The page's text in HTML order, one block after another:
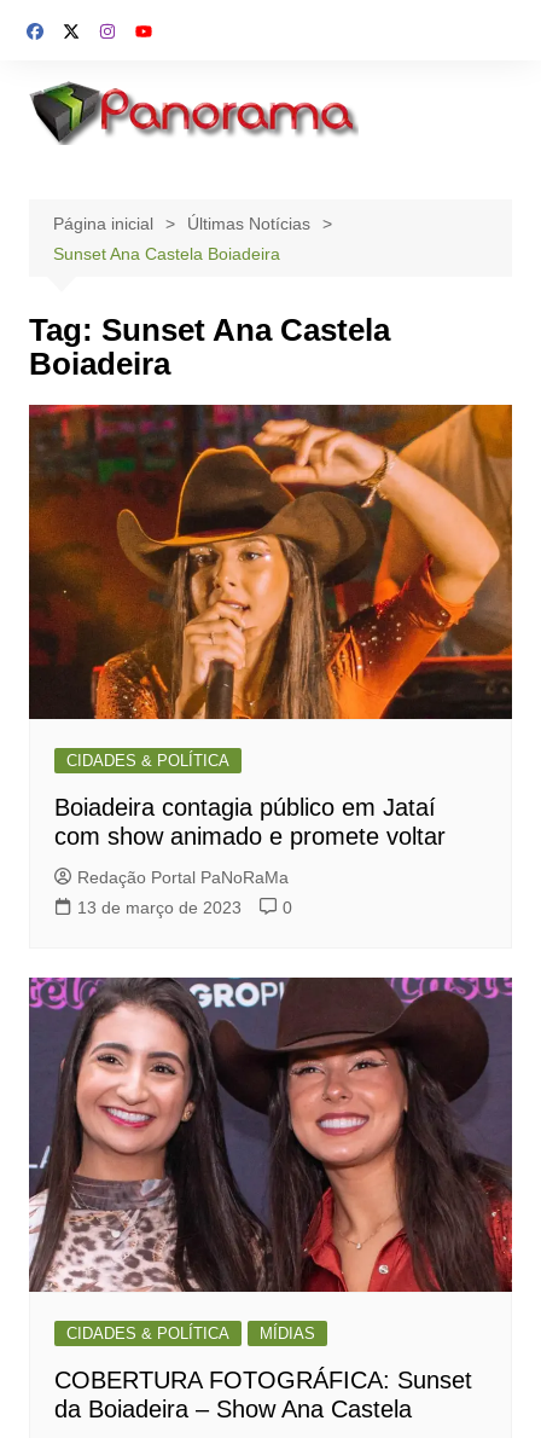
para
conteúdo
Página inicial
Últimas Notícias
Sunset Ana Castela Boiadeira
Tag: Sunset Ana Castela
Boiadeira
CIDADES & POLÍTICA
Boiadeira contagia público em Jataí
com show animado e promete voltar
Redação Portal PaNoRaMa
13 de março de 2023
0
CIDADES & POLÍTICA MÍDIAS
COBERTURA FOTOGRÁFICA: Sunset
da Boiadeira – Show Ana Castela